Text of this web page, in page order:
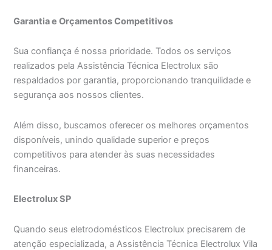
Garantia e Orçamentos Competitivos
Sua confiança é nossa prioridade. Todos os serviços
realizados pela Assistência Técnica Electrolux são
respaldados por garantia, proporcionando tranquilidade e
segurança aos nossos clientes.
Além disso, buscamos oferecer os melhores orçamentos
disponíveis, unindo qualidade superior e preços
competitivos para atender às suas necessidades
financeiras.
Electrolux SP
Quando seus eletrodomésticos Electrolux precisarem de
atenção especializada, a Assistência Técnica Electrolux Vila